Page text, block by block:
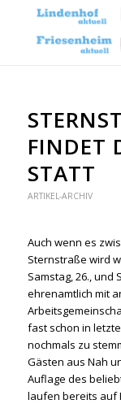
INDET
TATT
ARTIKEL-ARCHIV
Auch wenn es
Sternstraße wird
Samstag, 26., und
ehrenamtlich mit
fast schon in
nochmals zu
Gästen aus Nah
Auflage des
laufen bereits auf